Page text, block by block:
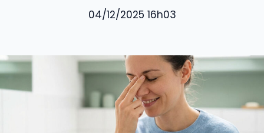
04/12/2025 16h03